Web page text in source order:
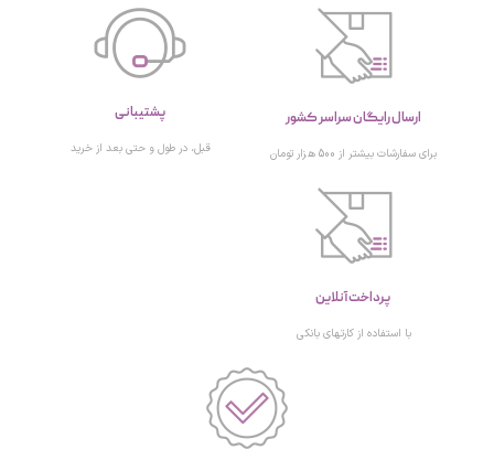
ارسال رایگان سراسر کشور
برای سفارشات بیشتر از 500 هزار تومان
پشتیبانی
قبل، در طول و حتی بعد از خرید
پرداخت آنلاین
با استفاده از کارتهای بانکی